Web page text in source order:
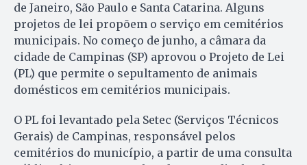
de Janeiro, São Paulo e Santa Catarina. Alguns
projetos de lei propõem o serviço em cemitérios
municipais. No começo de junho, a câmara da
cidade de Campinas (SP) aprovou o Projeto de Lei
(PL) que permite o sepultamento de animais
domésticos em cemitérios municipais.
O PL foi levantado pela Setec (Serviços Técnicos
Gerais) de Campinas, responsável pelos
cemitérios do município, a partir de uma consulta